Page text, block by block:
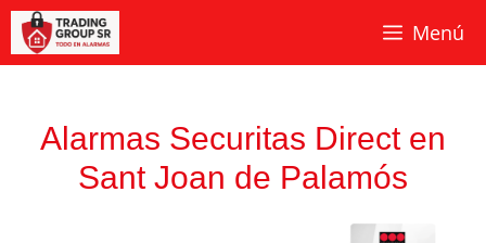
Saltar
contenido
Menú
Alarmas Securitas Direct en
Sant Joan de Palamós